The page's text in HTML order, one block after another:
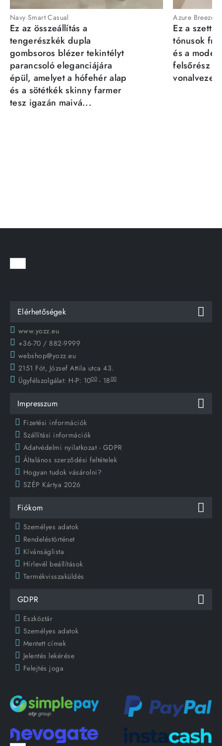
Navy Smart Casual
Ez az összeállítás a
tengerészkék dupla
gombsoros blézer tekintélyt
parancsoló eleganciájára
épül, amelyet a hófehér alap
és a sötétkék skinny farmer
tesz igazán maivá...
Azure Breeze
Ez a szett
tónusok
és a
felsőrész
Elérhetőségek
www.yozz.eu
+36-70 / 882-9999
webshop@yozz.eu
2151 Fót, József Attila utca 43.
Ügyfélszolgálat: H-P: 1000 - 1800
Impresszum
Fizetési információk
Szállítási információk
Adatvédelmi nyilatkozat - GDPR
Általános szerződési feltételek
Hogyan tudok vásárolni?
SZÉP Kártya 2026
Fiókom
Személyes adatok
Rendeléstörténet
Kívánságlista
Hírlevél beállítások
Termékvisszaküldés
GDPR
Eszköztár
Személyes adatok
Mentett címek
Jelentés lekérése
Felejtés joga